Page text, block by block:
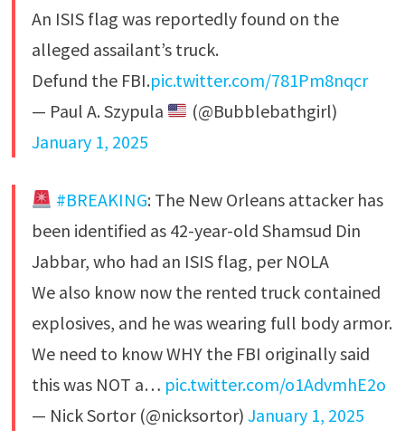
An ISIS flag was reportedly found on the
alleged assailant’s truck.
Defund the FBI.pic.twitter.com/781Pm8nqcr
— Paul A. Szypula
(@Bubblebathgirl)
January 1, 2025
#BREAKING: The New Orleans attacker has
been identified as 42-year-old Shamsud Din
Jabbar, who had an ISIS flag, per NOLA
We also know now the rented truck contained
explosives, and he was wearing full body armor.
We need to know WHY the FBI originally said
this was NOT a… pic.twitter.com/o1AdvmhE2o
— Nick Sortor (@nicksortor) January 1, 2025